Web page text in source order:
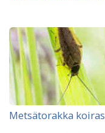
Metsätorakka koiras